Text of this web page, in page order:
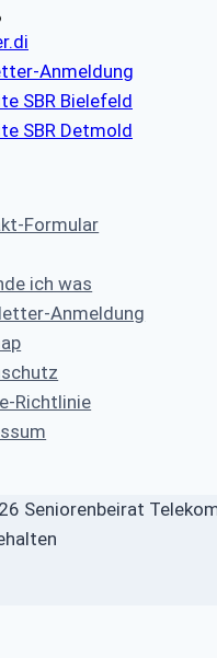
Anmeldung
SBR Bielefeld
SBR Detmold
Formular
ich was
Anmeldung
Richtlinie
Seniorenbeirat